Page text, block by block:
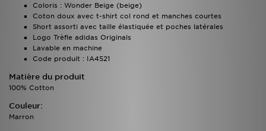
Coloris : Wonder Beige (beige)
Coton doux avec t-shirt col rond et manches courtes
Short assorti avec taille élastiquée et poches latérales
Logo Trèfle adidas Originals
Lavable en machine
Code produit : IA4521
Matière du produit
100% Cotton
Couleur:
Marron